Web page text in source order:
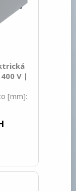
V |
[mm]:
[kg]:
Typ
Příkon